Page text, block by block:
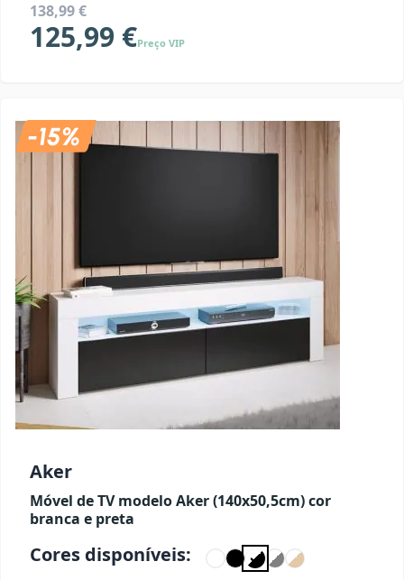
138,99 €
125,99 €Preço VIP
Aker
Móvel de TV modelo Aker (140x50,5cm) cor
branca e preta
Cores disponíveis: